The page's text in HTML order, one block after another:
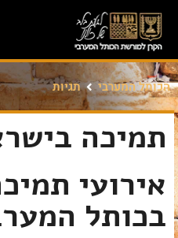
הכותל המערבי תגיות
תמיכה
אירועי
בכותל